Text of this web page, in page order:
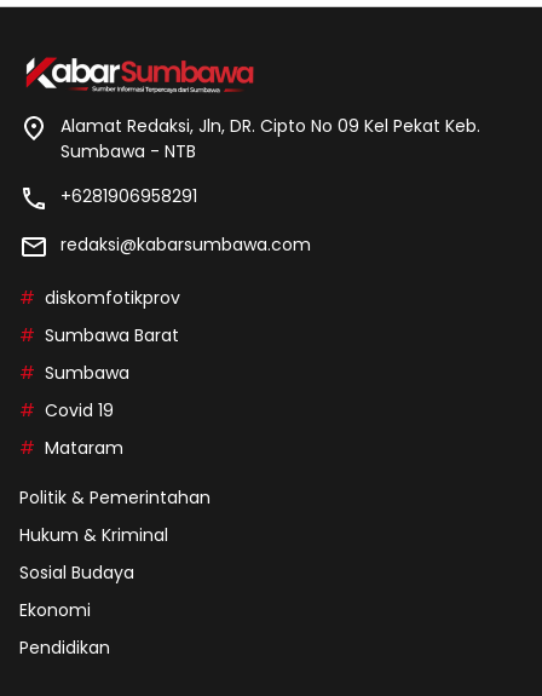
Alamat Redaksi, Jln, DR. Cipto No 09 Kel Pekat Keb.
Sumbawa - NTB
+6281906958291
redaksi@kabarsumbawa.com
diskomfotikprov
Sumbawa Barat
Sumbawa
Covid 19
Mataram
Politik & Pemerintahan
Hukum & Kriminal
Sosial Budaya
Ekonomi
Pendidikan